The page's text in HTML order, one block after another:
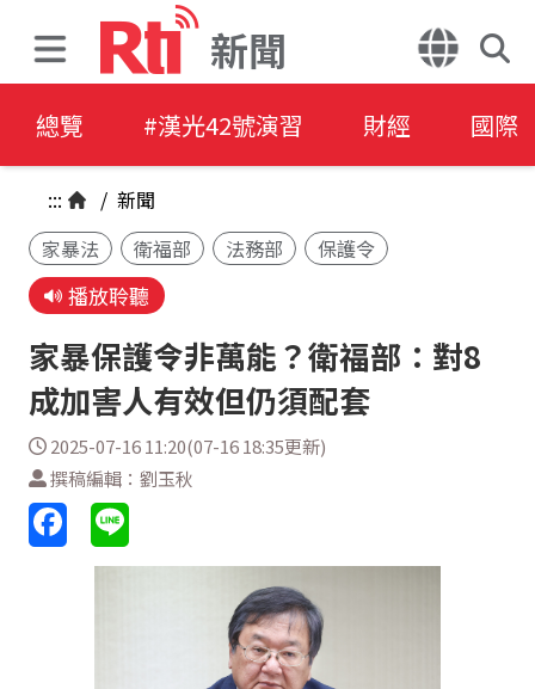
新聞
總覽 #漢光42號演習 財經 國際
::: / 新聞
家暴法
衛福部 法務部 保護令
播放聆聽
家暴保護令非萬能？衛福部：對8
成加害人有效但仍須配套
2025-07-16 11:20(07-16 18:35更新)
撰稿編輯：劉玉秋